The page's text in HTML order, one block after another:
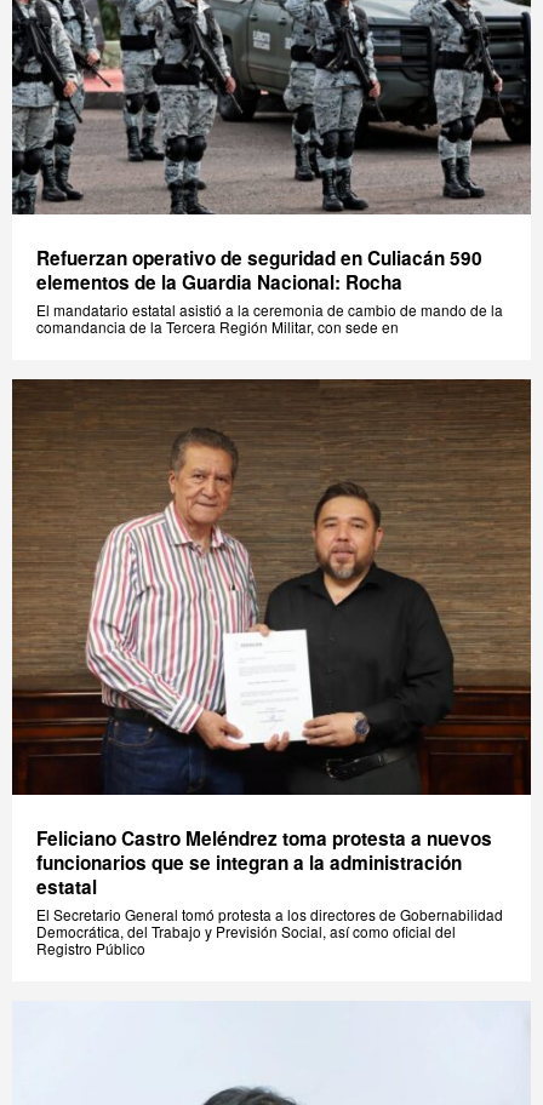
Refuerzan operativo de seguridad en Culiacán 590
elementos de la Guardia Nacional: Rocha
El mandatario estatal asistió a la ceremonia de cambio de mando de la
comandancia de la Tercera Región Militar, con sede en
Feliciano Castro Meléndrez toma protesta a nuevos
funcionarios que se integran a la administración
estatal
El Secretario General tomó protesta a los directores de Gobernabilidad
Democrática, del Trabajo y Previsión Social, así como oficial del
Registro Público